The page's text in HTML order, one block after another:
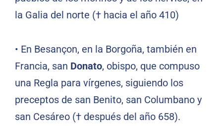
la Galia del norte († hacia el año 410)
• En Besançon, en la Borgoña, también en
Francia, san Donato, obispo, que compuso
una Regla para vírgenes, siguiendo los
preceptos de san Benito, san Columbano y
san Cesáreo († después del año 658).